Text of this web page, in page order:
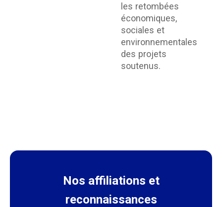
les retombées
économiques,
sociales et
environnementales
des projets
soutenus.
Nos affiliations et
reconnaissances